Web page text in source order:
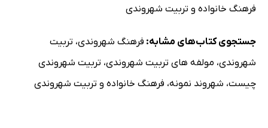
فرهنگ خانواده و تربیت شهروندی
جستجوی کتاب‌های مشابه: فرهنگ شهروندی، تربیت
شهروندی، مولفه های تربیت شهروندی، تربیت شهروندی
چیست، شهروند نمونه، فرهنگ خانواده و تربیت شهروندی